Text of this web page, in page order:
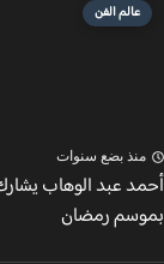
عالم الفن
بضع سنوات
رمضان